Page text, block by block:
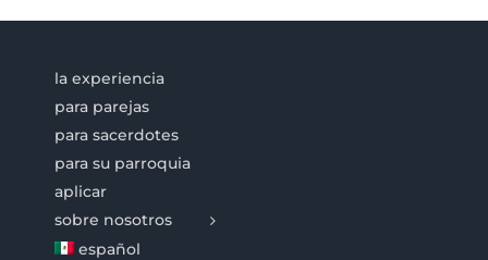
la experiencia
para parejas
para sacerdotes
para su parroquia
aplicar
sobre nosotros
español